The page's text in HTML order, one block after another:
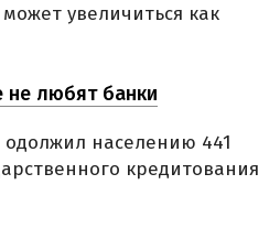
увеличиться как
не любят банки
населению 441
кредитования